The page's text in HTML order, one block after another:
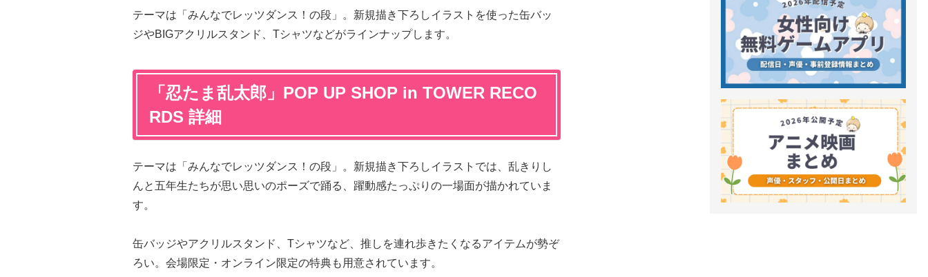
テーマは「みんなでレッツダンス！の段」。新規描き下ろしイラストを使った缶バッ
ジやBIGアクリルスタンド、Tシャツなどがラインナップします。
「忍たま乱太郎」POP UP SHOP in TOWER RECO
RDS 詳細
テーマは「みんなでレッツダンス！の段」。新規描き下ろしイラストでは、乱きりし
んと五年生たちが思い思いのポーズで踊る、躍動感たっぷりの一場面が描かれていま
す。
缶バッジやアクリルスタンド、Tシャツなど、推しを連れ歩きたくなるアイテムが勢ぞ
ろい。会場限定・オンライン限定の特典も用意されています。